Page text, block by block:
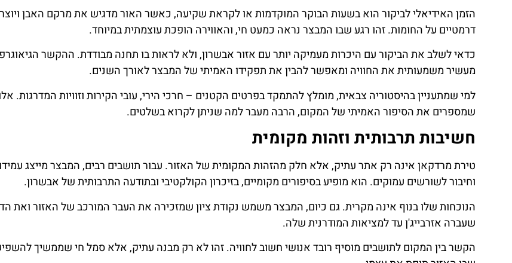
הזמן האידיאלי לביקור הוא בשעות הבוקר המוקדמות או לקראת שקיעה, כאשר האור מדגיש את מרקם האבן
דרמטיים על החומות. זהו רגע שבו המבצר נראה כמעט חי, והאווירה הופכת עוצמתית במיוחד.
כדאי לשלב את הביקור עם היכרות מעמיקה יותר עם אזור אבשרון, ולא לראות בו תחנה מבודדת. ההקשר
מעשיר משמעותית את החוויה ומאפשר להבין את תפקידו האמיתי של המבצר לאורך השנים.
למי שמתעניין בהיסטוריה צבאית, מומלץ להתמקד בפרטים הקטנים – חרכי הירי, עובי הקירות וזוויות המדרגות.
שמספרים את הסיפור האמיתי של המקום, הרבה מעבר למה שניתן לקרוא בשלטים.
חשיבות תרבותית וזהות מקומית
טירת מרדקאן אינה רק אתר עתיק, אלא חלק מהזהות המקומית של האזור. עבור תושבים רבים, המבצר מייצג
וחיבור לשורשים עמוקים. הוא מופיע בסיפורים מקומיים, בזיכרון הקולקטיבי ובתודעה התרבותית של אבשרון.
הנוכחות שלו בנוף אינה מקרית. גם כיום, המבצר משמש נקודת ציון שמזכירה את העבר המורכב של האזור ואת
שעברה אזרבייג'ן עד למציאות המודרנית שלה.
הקשר בין המקום לתושבים מוסיף רובד אנושי חשוב לחוויה. זהו לא רק מבנה עתיק, אלא סמל חי שממשיך